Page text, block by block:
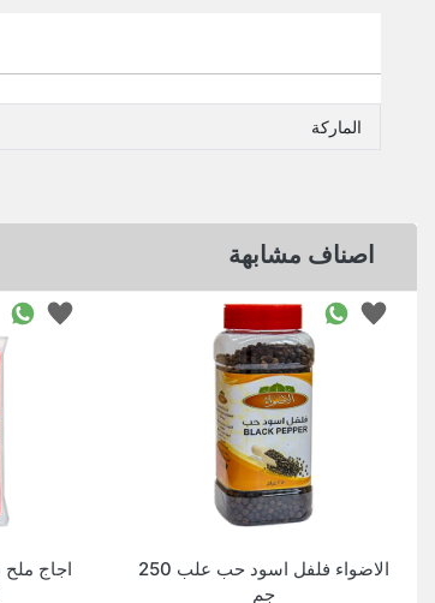
الماركة
اصناف مشابهة
الاضواء فلفل اسود حب علب 250
جم